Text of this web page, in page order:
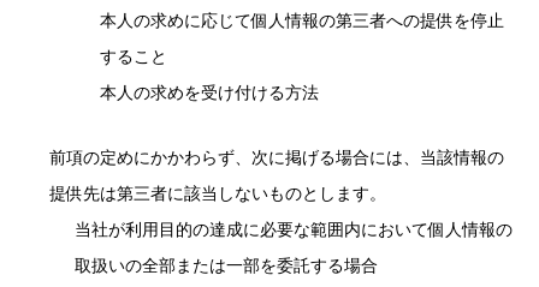
本人の求めに応じて個人情報の第三者への提供を停止
すること
本人の求めを受け付ける方法
前項の定めにかかわらず、次に掲げる場合には、当該情報の
提供先は第三者に該当しないものとします。
当社が利用目的の達成に必要な範囲内において個人情報の
取扱いの全部または一部を委託する場合